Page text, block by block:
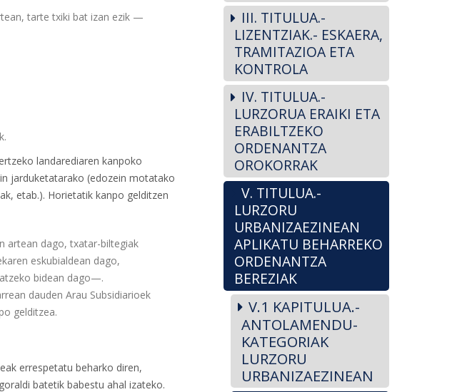
tarte txiki bat izan ezik —
landarediaren kanpoko
jarduketatarako (edozein motatako
etab.). Horietatik kanpo gelditzen
artean dago, txatar-biltegiak
eskubialdean dago,
bidean dago—.
dauden Arau Subsidiarioek
gelditzea.
errespetatu beharko diren,
batetik babestu ahal izateko.
III. TITULUA.-
LIZENTZIAK.- ESKAERA,
TRAMITAZIOA ETA
KONTROLA
IV. TITULUA.-
LURZORUA ERAIKI ETA
ERABILTZEKO
ORDENANTZA
OROKORRAK
V. TITULUA.-
LURZORU
URBANIZAEZINEAN
APLIKATU BEHARREKO
ORDENANTZA
BEREZIAK
V.1 KAPITULUA.-
ANTOLAMENDU-
KATEGORIAK
LURZORU
URBANIZAEZINEAN